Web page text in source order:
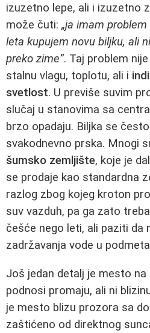
izuzetno lepe, ali i izuzetno
može čuti: „ja imam
leta kupujem novu biljku, ali
preko zime”. Taj problem
stalnu vlagu, toplotu, ali i
svetlost. U previše suvim
slučaj u stanovima sa
brzo opadaju. Biljka se
svakodnevno prska. Mnogi
šumsko zemljište, koje je
se prodaje kao standardna
razlog zbog kojeg kroton
suv vazduh, pa ga zato
češće nego leti, ali paziti da
zadržavanja vode u
Još jedan detalj je mesto
podnosi promaju, ali ni
je mesto blizu prozora sa
zaštićeno od direktnog